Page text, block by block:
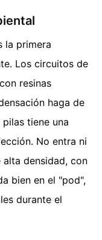
la primera
Los circuitos de
resinas
haga de
tiene una
No entra ni
densidad, con
bien en el "pod",
durante el